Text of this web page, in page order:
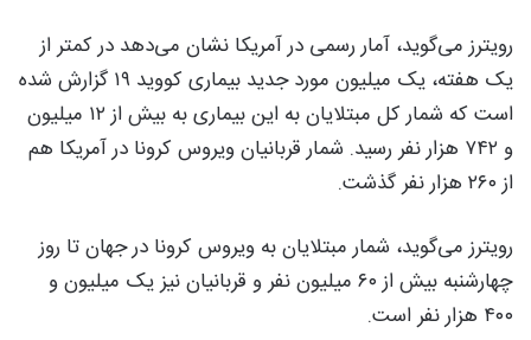
رویترز می‌گوید، آمار رسمی در آمریکا نشان می‌دهد در کمتر از
یک هفته، یک میلیون مورد جدید بیماری کووید ۱۹ گزارش شده
است که شمار کل مبتلایان به این بیماری به بیش از ۱۲ میلیون
و ۷۴۲ هزار نفر رسید. شمار قربانیان ویروس کرونا در آمریکا هم
از ۲۶۰ هزار نفر گذشت.
رویترز می‌گوید، شمار مبتلایان به ویروس کرونا در جهان تا روز
چهارشنبه بیش از ۶۰ میلیون نفر و قربانیان نیز یک میلیون و
۴۰۰ هزار نفر است.